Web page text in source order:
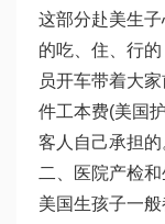
这部分赴美生
的吃、住、行
员开车带着大
件工本费(美国
客人自己承担的
二、医院产检
美国生孩子一